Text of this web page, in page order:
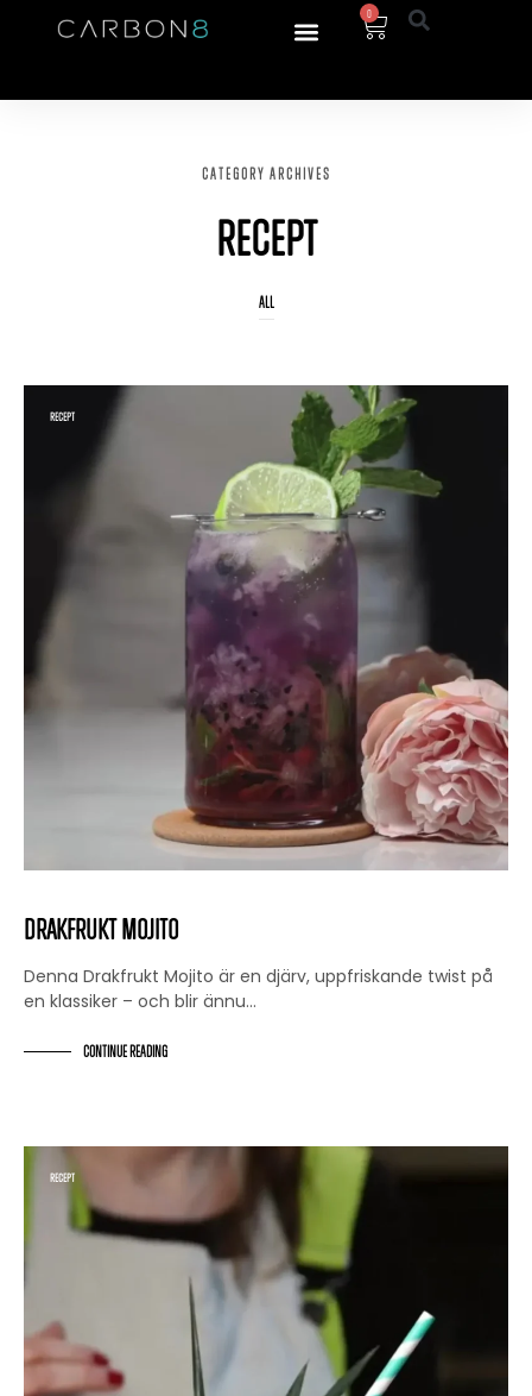
0
CATEGORY ARCHIVES
Recept
ALL
RECEPT
Drakfrukt Mojito
Denna Drakfrukt Mojito är en djärv, uppfriskande twist på
en klassiker – och blir ännu…
CONTINUE READING
RECEPT